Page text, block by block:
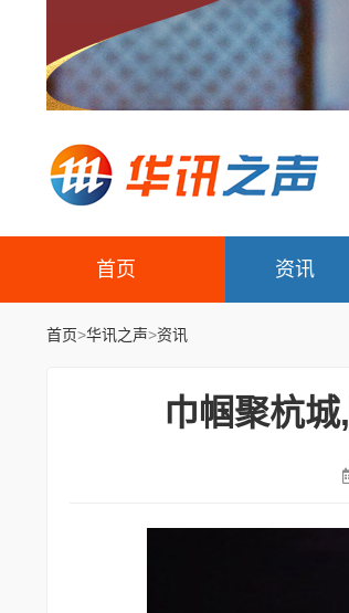
首页 资讯
首页>华讯之声>资讯
巾帼聚杭